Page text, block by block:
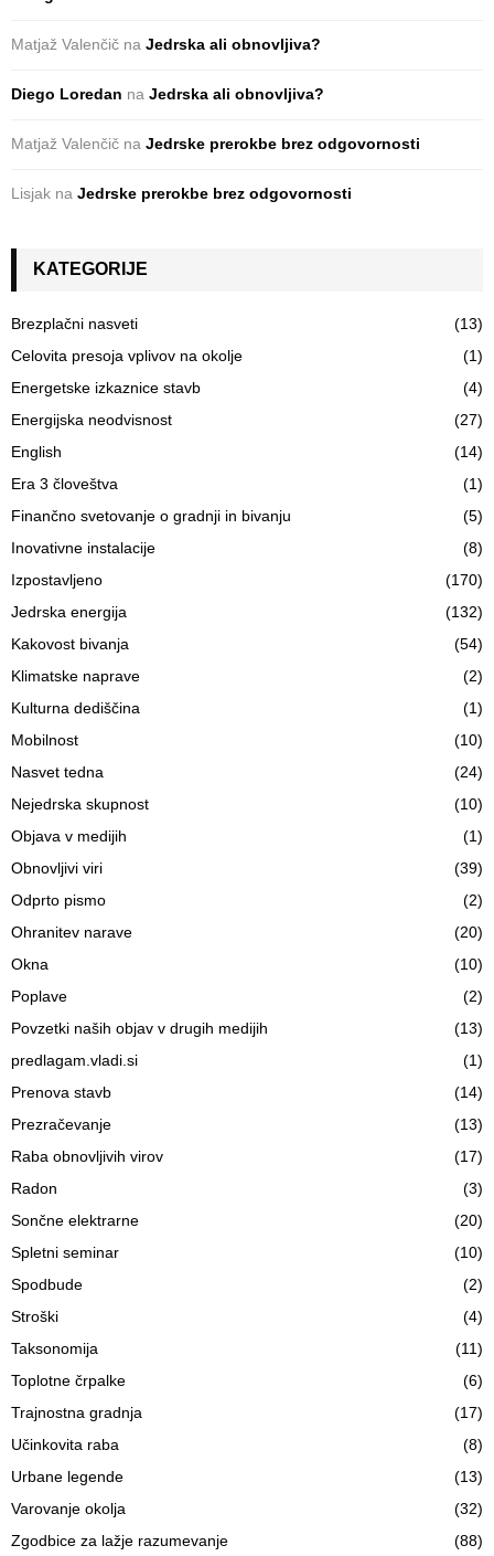
Matjaž Valenčič na Jedrska ali obnovljiva?
Diego Loredan na Jedrska ali obnovljiva?
Matjaž Valenčič na Jedrske prerokbe brez odgovornosti
Lisjak na Jedrske prerokbe brez odgovornosti
KATEGORIJE
Brezplačni nasveti
(13)
Celovita presoja vplivov na okolje
(1)
Energetske izkaznice stavb
(4)
Energijska neodvisnost
(27)
English
(14)
Era 3 človeštva
(1)
Finančno svetovanje o gradnji in bivanju
(5)
Inovativne instalacije
(8)
Izpostavljeno
(170)
Jedrska energija
(132)
Kakovost bivanja
(54)
Klimatske naprave
(2)
Kulturna dediščina
(1)
Mobilnost
(10)
Nasvet tedna
(24)
Nejedrska skupnost
(10)
Objava v medijih
(1)
Obnovljivi viri
(39)
Odprto pismo
(2)
Ohranitev narave
(20)
Okna
(10)
Poplave
(2)
Povzetki naših objav v drugih medijih
(13)
predlagam.vladi.si
(1)
Prenova stavb
(14)
Prezračevanje
(13)
Raba obnovljivih virov
(17)
Radon
(3)
Sončne elektrarne
(20)
Spletni seminar
(10)
Spodbude
(2)
Stroški
(4)
Taksonomija
(11)
Toplotne črpalke
(6)
Trajnostna gradnja
(17)
Učinkovita raba
(8)
Urbane legende
(13)
Varovanje okolja
(32)
Zgodbice za lažje razumevanje
(88)